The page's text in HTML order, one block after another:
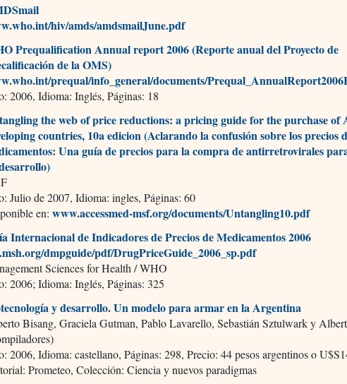
hiv/amds/amdsmailJune.pdf
Prequalification Annual report 2006 (Reporte anual del Proyecto de
de la OMS)
prequal/info_general/documents/
2006, Idioma: Inglés, Páginas: 18
the web of price reductions: a pricing guide for the purchase of
countries, 10a edicion (Aclarando la confusión sobre los precios
Una guía de precios para la compra de antirretrovirales
Julio de 2007, Idioma: ingles, Páginas: 60
en: www.accessmed-msf.org/documents/Untangling10.pdf
Internacional de Indicadores de Precios de Medicamentos 2006
dmpguide/pdf/DrugPriceGuide_2006_sp.pdf
Sciences for Health / WHO
2006; Idioma: Inglés, Páginas: 325
y desarrollo. Un modelo para armar en la Argentina
Bisang, Graciela Gutman, Pablo Lavarello, Sebastián Sztulwark y
2006, Idioma: castellano, Páginas: 298, Precio: 44 pesos argentinos o
Prometeo, Colección: Ciencia y nuevos paradigmas